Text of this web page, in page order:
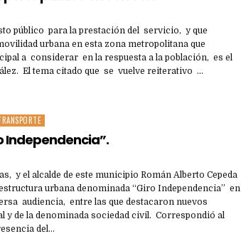
público para la prestación del servicio, y que
urbana en esta zona metropolitana que
a considerar en la respuesta a la población, es el
El tema citado que se vuelve reiterativo …
Independencia”.
y el alcalde de este municipio Román Alberto Cepeda
urbana denominada “Giro Independencia” en
audiencia, entre las que destacaron nuevos
de la denominada sociedad civil. Correspondió al
del…